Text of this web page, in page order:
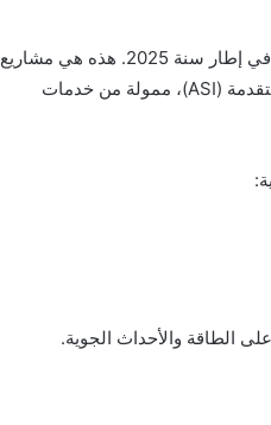
نعلمكم بإطلاق الدعوة لتقديم مقترحات المشاريع، المرفق نصها (03 صفحات)، المسجلة في إطار برنامج “العلم في خدمة السلام والأمن (SPS)” في إطار سنة 2025. هذه هي مشاريع
بحث علمي متعددة السنوات وأحداث قصيرة إلى متوسطة المدى، وورش عمل بحثية متقدمة (ARW)، ودورات تدريبية متقدمة (ATC)، ودراسات متقدمة (ASI)، ممولة من خدمات
الطاقة والأحداث الجوية.